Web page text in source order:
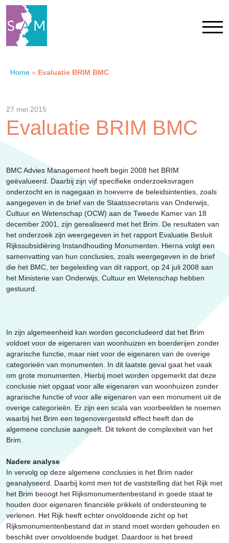
Contact
Actueel
Overheid
Erfgoed
Home » Evaluatie BRIM BMC
27 mei 2015
Evaluatie BRIM BMC
BMC Advies Management heeft begin 2008 het BRIM
geëvalueerd. Daarbij zijn vijf specifieke onderzoeksvragen
onderzocht en is nagegaan in hoeverre de beleidsintenties, zoals
aangegeven in de brief van de Staatssecretaris van Onderwijs,
Cultuur en Wetenschap (OCW) aan de Tweede Kamer van 18
december 2001, zijn gerealiseerd met het Brim. De resultaten van
het onderzoek zijn weergegeven in het rapport Evaluatie Besluit
Rijkssubsidiëring Instandhouding Monumenten. Hierna volgt een
samenvatting van hun conclusies, zoals weergegeven in de brief
die het BMC, ter begeleiding van dit rapport, op 24 juli 2008 aan
het Ministerie van Onderwijs, Cultuur en Wetenschap hebben
gestuurd.
In zijn algemeenheid kan worden geconcludeerd dat het Brim
voldoet voor de eigenaren van woonhuizen en boerderijen zonder
agrarische functie, maar niet voor de eigenaren van de overige
categorieën van monumenten. In dit laatste geval gaat het vaak
om grote monumenten. Hierbij moet worden opgemerkt dat deze
conclusie niet opgaat voor alle eigenaren van woonhuizen zonder
agrarische functie of voor alle eigenaren van een monument uit de
overige categorieën. Er zijn een scala van voorbeelden te noemen
waarbij het Brim een tegenovergesteld effect heeft dan de
algemene conclusie aangeeft. Dit tekent de complexiteit van het
Brim.
Nadere analyse
In vervolg op deze algemene conclusies is het Brim nader
geanalyseerd. Daarbij komt men tot de vaststelling dat het Rijk met
het Brim beoogt het Rijksmonumentenbestand in goede staat te
houden door eigenaren financiële prikkels of ondersteuning te
verlenen. Het Rijk heeft echter onvoldoende zicht op het
Rijksmonumentenbestand dat in stand moet worden gehouden en
beschikt over onvoldoende budget. Daardoor is het breed